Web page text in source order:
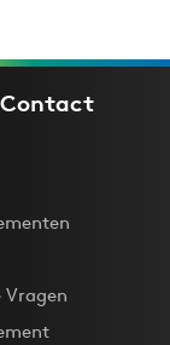
Contact
Vragen